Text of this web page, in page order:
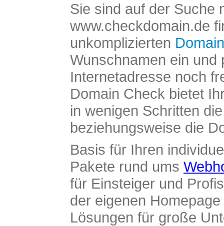
Sie sind auf der Suche
www.checkdomain.de
unkomplizierten
Wunschnamen ein und
Internetadresse noch
Domain Check bietet
in wenigen Schritten
beziehungsweise die
Basis für Ihren
Pakete rund ums
für Einsteiger und
der eigenen
Lösungen für große